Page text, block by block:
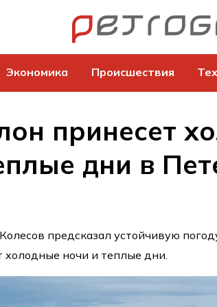
Экономика Происшествия
принесет
дни в
предсказал устойчивую
ночи и теплые дни.